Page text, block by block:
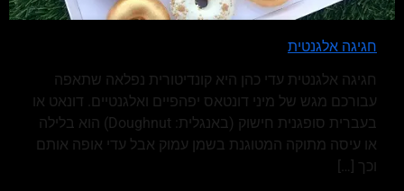
חגיגה אלגנטית
חגיגה אלגנטית עדי כהן היא קונדיטורית נפלאה שתאפה
עבורכם מגש של מיני דונטאס יפהפיים ואלגנטיים. דונאט או
בעברית סופגנית חישוק (באנגלית: Doughnut) הוא בלילה
או עיסה מתוקה המטוגנת בשמן עמוק אבל עדי אופה אותם
וכך […]